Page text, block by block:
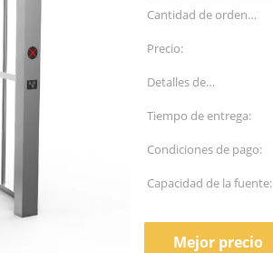
Cantidad de orden
mínima:
Precio:
Detalles de
empaquetado:
Tiempo de entrega:
Condiciones de pago:
Capacidad de la fuente:
Mejor precio